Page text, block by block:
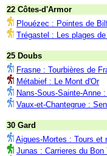
22 Côtes-d'Armor
Plouézec : Pointes de
Trégastel : Les plages
25 Doubs
Frasne : Tourbières de
Métabief : Le Mont d'Or
Nans-Sous-Sainte-Anne
Vaux-et-Chantegrue :
30 Gard
Aigues-Mortes : Tours et
Junas : Carrieres du Bon